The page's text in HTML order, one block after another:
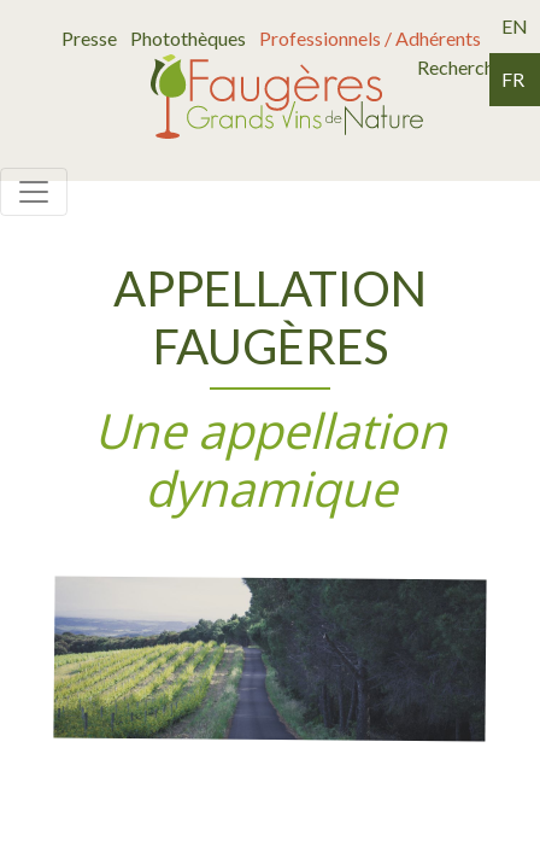
Presse Photothèques
Professionnels / Adhérents
Recherche
EN
FR
APPELLATION
FAUGÈRES
Une appellation
dynamique